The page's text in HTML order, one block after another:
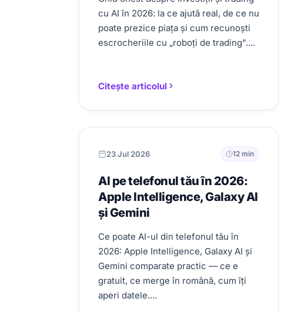
cu AI în 2026: la ce ajută real, de ce nu
poate prezice piața și cum recunoști
escrocheriile cu „roboți de trading"....
Citește articolul
23 Jul 2026 12 min
AI pe telefonul tău în 2026:
Apple Intelligence, Galaxy AI
și Gemini
Ce poate AI-ul din telefonul tău în
2026: Apple Intelligence, Galaxy AI și
Gemini comparate practic — ce e
gratuit, ce merge în română, cum îți
aperi datele....